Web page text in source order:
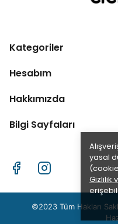
yasal
Gizlilik
Kategoriler
Hesabım
Hakkımızda
Bilgi Sayfaları
©2023 Tüm Hakları